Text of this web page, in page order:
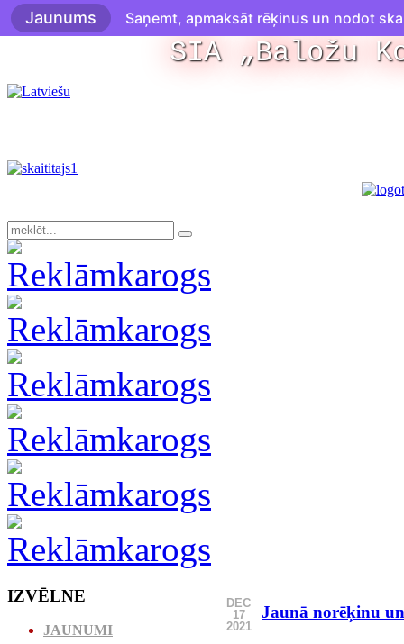
SIA „Baložu
DEC
17
2021
Jaunā norēķinu
IZVĒLNE
JAUNUMI
Jaunums Saņemt, apmaksāt rēķinus un nodot